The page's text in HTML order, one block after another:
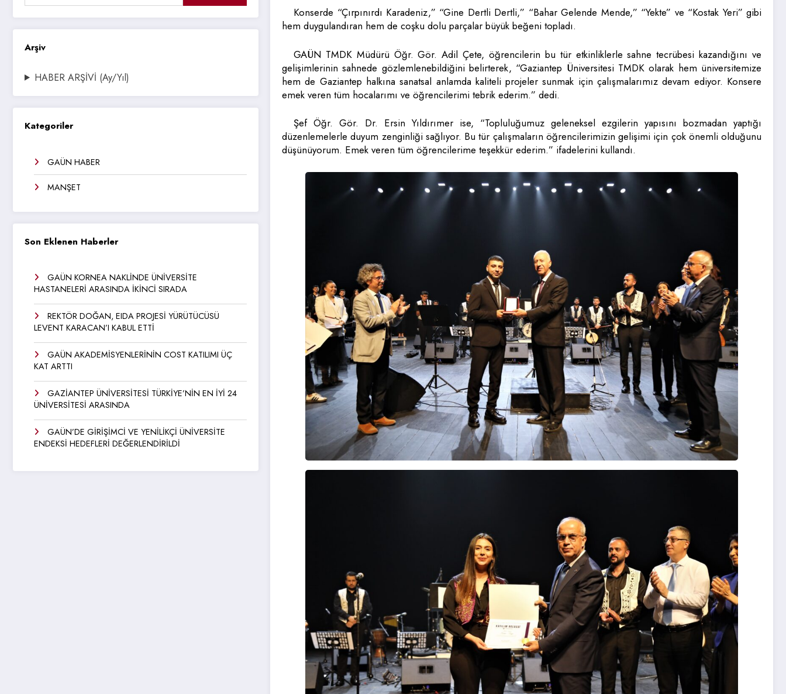
Arşiv
HABER ARŞİVİ (Ay/Yıl)
Kategoriler
GAÜN HABER
MANŞET
Son Eklenen Haberler
GAÜN KORNEA NAKLİNDE ÜNİVERSİTE
HASTANELERİ ARASINDA İKİNCİ SIRADA
REKTÖR DOĞAN, EIDA PROJESİ YÜRÜTÜCÜSÜ
LEVENT KARACAN’I KABUL ETTİ
GAÜN AKADEMİSYENLERİNİN COST KATILIMI ÜÇ
KAT ARTTI
GAZİANTEP ÜNİVERSİTESİ TÜRKİYE’NİN EN İYİ 24
ÜNİVERSİTESİ ARASINDA
GAÜN’DE GİRİŞİMCİ VE YENİLİKÇİ ÜNİVERSİTE
ENDEKSİ HEDEFLERİ DEĞERLENDİRİLDİ
Konserde “Çırpınırdı Karadeniz,” “Gine Dertli Dertli,” “Bahar Gelende Mende,” “Yekte” ve “Kostak Yeri” gibi
hem duygulandıran hem de coşku dolu parçalar büyük beğeni topladı.
GAÜN TMDK Müdürü Öğr. Gör. Adil Çete, öğrencilerin bu tür etkinliklerle sahne tecrübesi kazandığını ve
gelişimlerinin sahnede gözlemlenebildiğini belirterek, “Gaziantep Üniversitesi TMDK olarak hem üniversitemize
hem de Gaziantep halkına sanatsal anlamda kaliteli projeler sunmak için çalışmalarımız devam ediyor. Konsere
emek veren tüm hocalarımı ve öğrencilerimi tebrik ederim.” dedi.
Şef Öğr. Gör. Dr. Ersin Yıldırımer ise, “Topluluğumuz geleneksel ezgilerin yapısını bozmadan yaptığı
düzenlemelerle duyum zenginliği sağlıyor. Bu tür çalışmaların öğrencilerimizin gelişimi için çok önemli olduğunu
düşünüyorum. Emek veren tüm öğrencilerime teşekkür ederim.” ifadelerini kullandı.